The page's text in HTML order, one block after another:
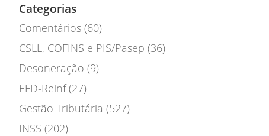
Categorias
Comentários(60)
CSLL, COFINS e PIS/Pasep (36)
Desoneração (9)
EFD-Reinf(27)
Gestão Tributária (527)
INSS (202)